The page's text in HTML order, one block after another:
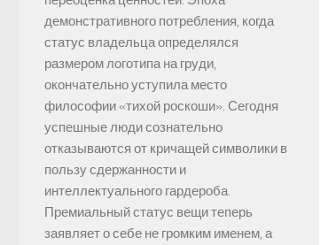
демонстративного потребления, когда
статус владельца определялся
размером логотипа на груди,
окончательно уступила место
философии «тихой роскоши». Сегодня
успешные люди сознательно
отказываются от кричащей символики в
пользу сдержанности и
интеллектуального гардероба.
Премиальный статус вещи теперь
заявляет о себе не громким именем, а